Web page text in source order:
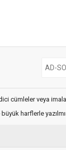
cümleler veya
harflerle